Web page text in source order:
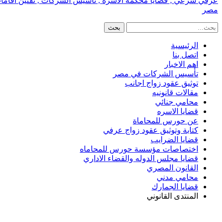
مصر
الرئيسية
اتصل بنا
اهم الاخبار
تأسيس الشركات في مصر
توثيق عقود زواج اجانب
مقالات قانونيه
محامي جنائي
قضايا الاسره
عن حورس للمحاماة
كتابة وتوثيق عقود زواج عرفي
قضايا الضرايب
اختصاصات مؤسسة حورس للمحاماه
قضايا مجلس الدوله والقضاء الاداري
القانون المصري
محامي مدني
قضايا الجمارك
المنتدى القانوني